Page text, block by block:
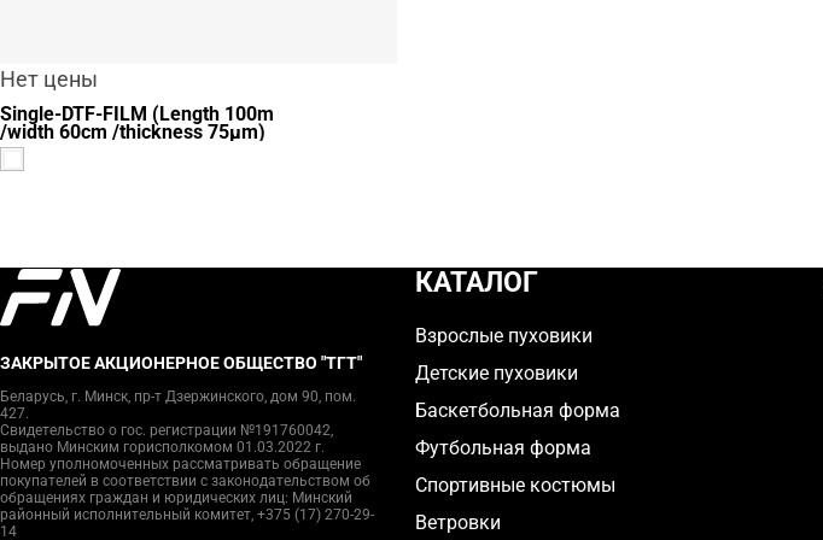
Нет цены
Single-DTF-FILM (Length 100m
/width 60cm /thickness 75μm)
ЗАКРЫТОЕ АКЦИОНЕРНОЕ ОБЩЕСТВО "ТГТ"
Беларусь, г. Минск, пр-т Дзержинского, дом 90, пом.
427.
Свидетельство о гос. регистрации №191760042,
выдано Минским горисполкомом 01.03.2022 г.
Номер уполномоченных рассматривать обращение
покупателей в соответствии с законодательством об
обращениях граждан и юридических лиц: Минский
районный исполнительный комитет, +375 (17) 270-29-
14
КАТАЛОГ
Взрослые пуховики
Детские пуховики
Баскетбольная форма
Футбольная форма
Спортивные костюмы
Ветровки